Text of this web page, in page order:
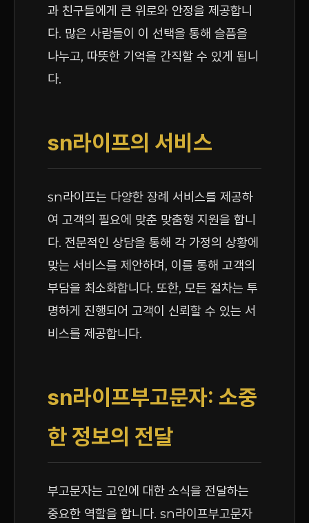
과 친구들에게 큰 위로와 안정을 제공합니
다. 많은 사람들이 이 선택을 통해 슬픔을
나누고, 따뜻한 기억을 간직할 수 있게 됩니
다.
sn라이프의 서비스
sn라이프는 다양한 장례 서비스를 제공하
여 고객의 필요에 맞춘 맞춤형 지원을 합니
다. 전문적인 상담을 통해 각 가정의 상황에
맞는 서비스를 제안하며, 이를 통해 고객의
부담을 최소화합니다. 또한, 모든 절차는 투
명하게 진행되어 고객이 신뢰할 수 있는 서
비스를 제공합니다.
sn라이프부고문자: 소중
한 정보의 전달
부고문자는 고인에 대한 소식을 전달하는
중요한 역할을 합니다. sn라이프부고문자